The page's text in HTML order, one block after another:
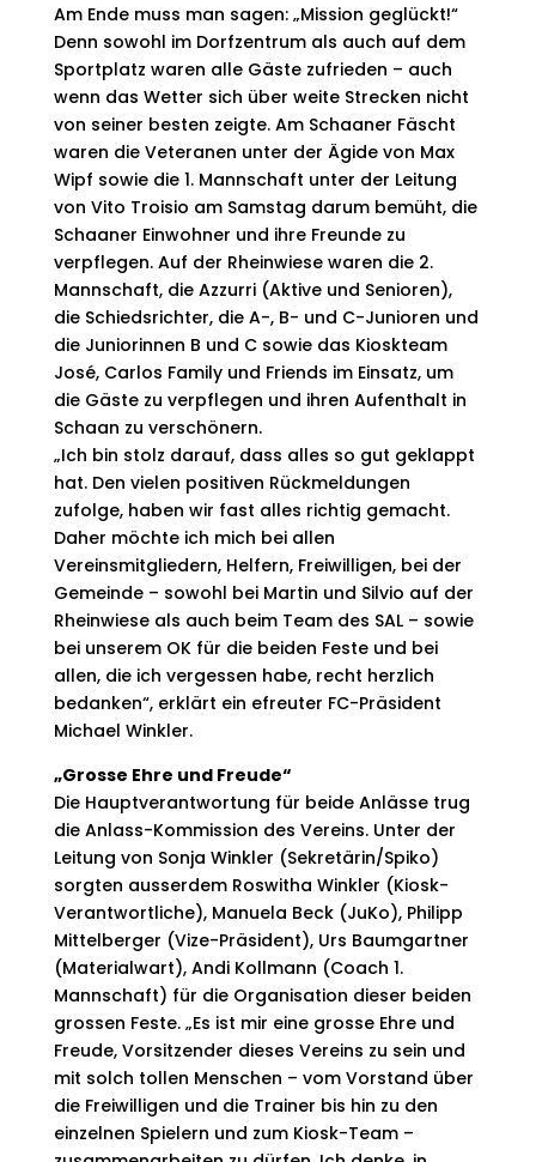
Am Ende muss man sagen: „Mission geglückt!“
Denn sowohl im Dorfzentrum als auch auf dem
Sportplatz waren alle Gäste zufrieden – auch
wenn das Wetter sich über weite Strecken nicht
von seiner besten zeigte. Am Schaaner Fäscht
waren die Veteranen unter der Ägide von Max
Wipf sowie die 1. Mannschaft unter der Leitung
von Vito Troisio am Samstag darum bemüht, die
Schaaner Einwohner und ihre Freunde zu
verpflegen. Auf der Rheinwiese waren die 2.
Mannschaft, die Azzurri (Aktive und Senioren),
die Schiedsrichter, die A-, B- und C-Junioren und
die Juniorinnen B und C sowie das Kioskteam
José, Carlos Family und Friends im Einsatz, um
die Gäste zu verpflegen und ihren Aufenthalt in
Schaan zu verschönern.
„Ich bin stolz darauf, dass alles so gut geklappt
hat. Den vielen positiven Rückmeldungen
zufolge, haben wir fast alles richtig gemacht.
Daher möchte ich mich bei allen
Vereinsmitgliedern, Helfern, Freiwilligen, bei der
Gemeinde – sowohl bei Martin und Silvio auf der
Rheinwiese als auch beim Team des SAL – sowie
bei unserem OK für die beiden Feste und bei
allen, die ich vergessen habe, recht herzlich
bedanken“, erklärt ein efreuter FC-Präsident
Michael Winkler.
„Grosse Ehre und Freude“
Die Hauptverantwortung für beide Anlässe trug
die Anlass-Kommission des Vereins. Unter der
Leitung von Sonja Winkler (Sekretärin/Spiko)
sorgten ausserdem Roswitha Winkler (Kiosk-
Verantwortliche), Manuela Beck (JuKo), Philipp
Mittelberger (Vize-Präsident), Urs Baumgartner
(Materialwart), Andi Kollmann (Coach 1.
Mannschaft) für die Organisation dieser beiden
grossen Feste. „Es ist mir eine grosse Ehre und
Freude, Vorsitzender dieses Vereins zu sein und
mit solch tollen Menschen – vom Vorstand über
die Freiwilligen und die Trainer bis hin zu den
einzelnen Spielern und zum Kiosk-Team –